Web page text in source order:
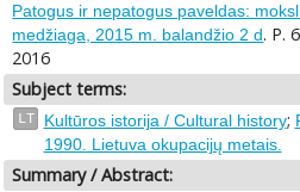
Patogus ir nepatogus paveldas:
medžiaga, 2015 m. balandžio 2 d. P.
2016
Subject terms:
LT Kultūros istorija / Cultural history;
1990. Lietuva okupacijų metais.
Summary / Abstract: